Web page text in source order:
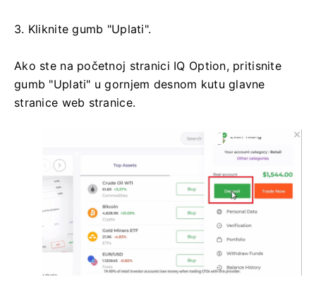
3. Kliknite gumb "Uplati".
Ako ste na početnoj stranici IQ Option, pritisnite
gumb "Uplati" u gornjem desnom kutu glavne
stranice web stranice.